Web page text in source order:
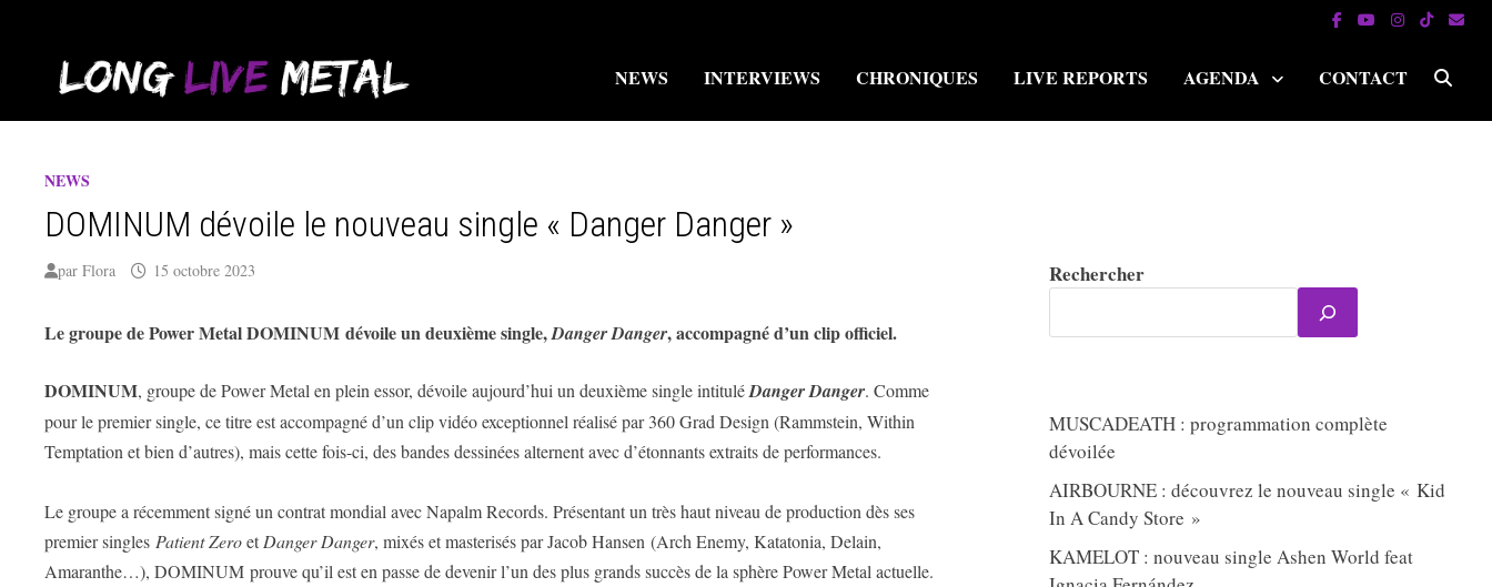
contenu
NEWS INTERVIEWS CHRONIQUES LIVE REPORTS AGENDA CONTACT
NEWS
DOMINUM dévoile le nouveau single « Danger Danger »
parFlora 15 octobre 2023
Le groupe de Power Metal DOMINUM dévoile un deuxième single,Danger Danger, accompagné d’un clip officiel.
DOMINUM, groupe de Power Metal en plein essor, dévoile aujourd’hui un deuxième single intituléDanger Danger. Comme
pour le premier single, ce titre est accompagné d’un clip vidéo exceptionnel réalisé par 360 Grad Design (Rammstein, Within
Temptation et bien d’autres), mais cette fois-ci, des bandes dessinées alternent avec d’étonnants extraits de performances.
Le groupe a récemment signé un contrat mondial avec Napalm Records. Présentant un très haut niveau de production dès ses
premier singles Patient Zeroet Danger Danger, mixés et masterisés par Jacob Hansen (Arch Enemy, Katatonia, Delain,
Amaranthe…), DOMINUM prouve qu’il est en passe de devenir l’un des plus grands succès de la sphère Power Metal actuelle.
Rechercher
MUSCADEATH : programmation complète
dévoilée
AIRBOURNE : découvrez le nouveau single « Kid
In A Candy Store »
KAMELOT : nouveau single Ashen World feat